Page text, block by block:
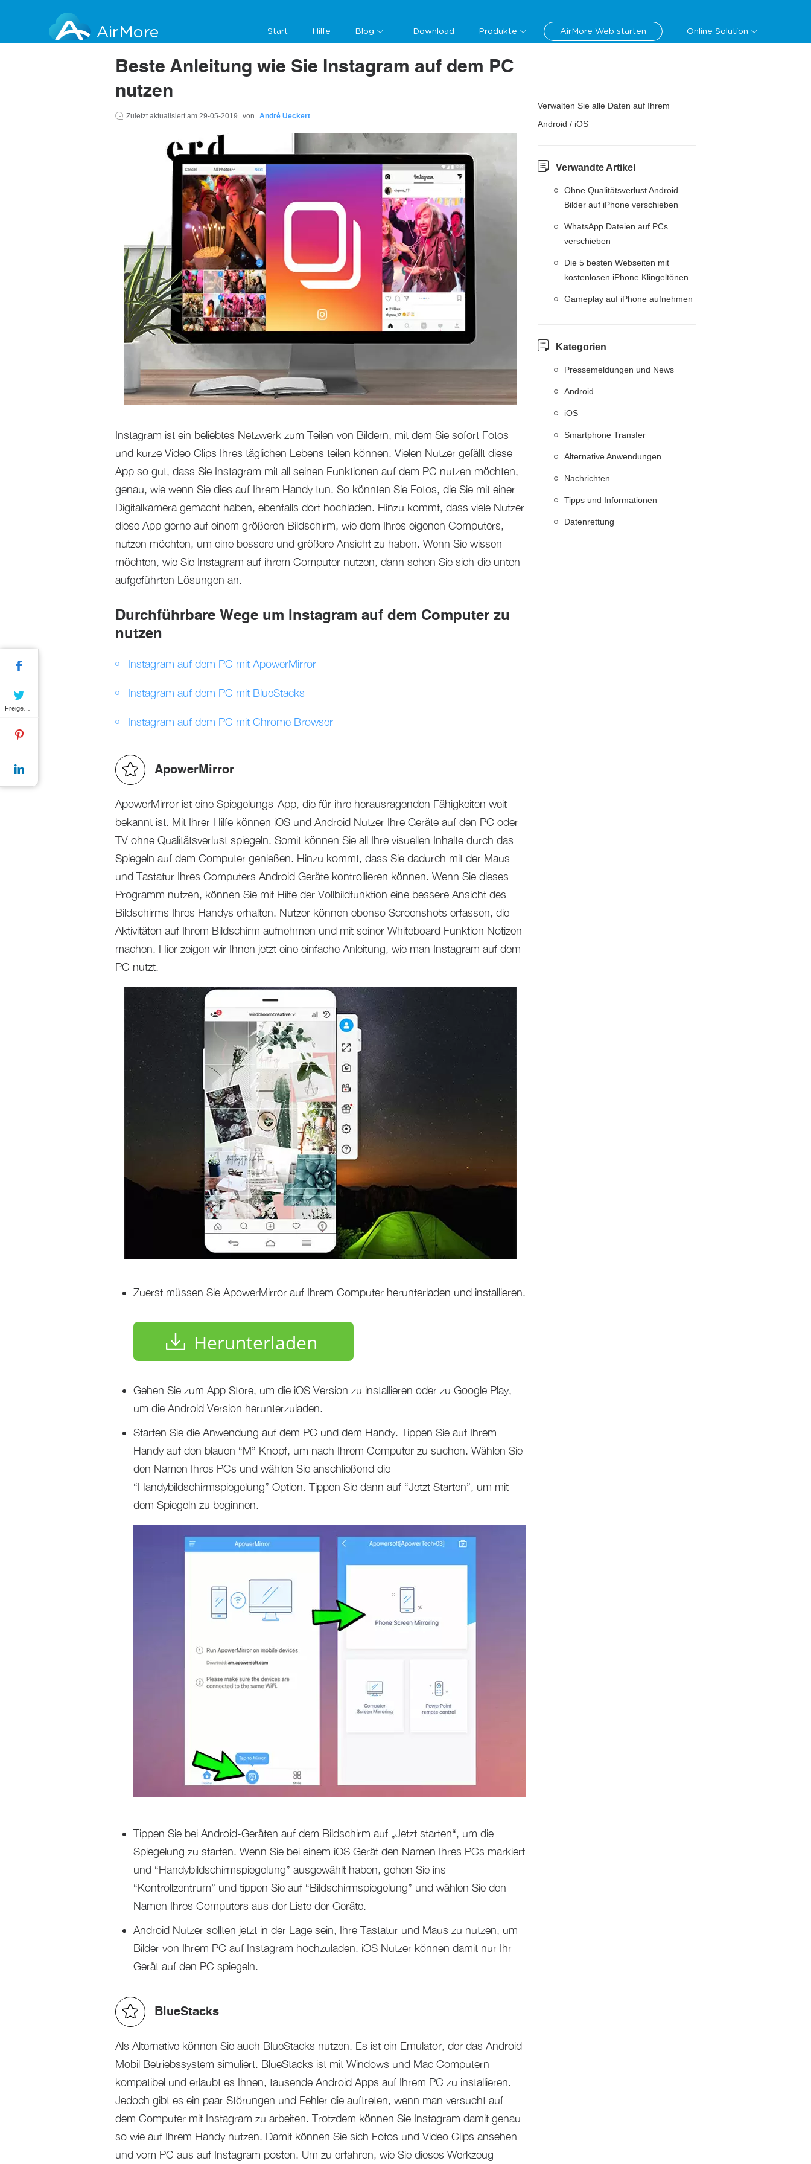
AirMore Start Hilfe Blog Download Produkte AirMore Web starten Online Solution
Beste Anleitung wie Sie Instagram auf dem PC
nutzen
Zuletzt aktualisiert am 29-05-2019 von André Ueckert
Instagram ist ein beliebtes Netzwerk zum Teilen von Bildern, mit dem Sie sofort Fotos
und kurze Video Clips Ihres täglichen Lebens teilen können. Vielen Nutzer gefällt diese
App so gut, dass Sie Instagram mit all seinen Funktionen auf dem PC nutzen möchten,
genau, wie wenn Sie dies auf Ihrem Handy tun. So könnten Sie Fotos, die Sie mit einer
Digitalkamera gemacht haben, ebenfalls dort hochladen. Hinzu kommt, dass viele Nutzer
diese App gerne auf einem größeren Bildschirm, wie dem Ihres eigenen Computers,
nutzen möchten, um eine bessere und größere Ansicht zu haben. Wenn Sie wissen
möchten, wie Sie Instagram auf ihrem Computer nutzen, dann sehen Sie sich die unten
aufgeführten Lösungen an.
Durchführbare Wege um Instagram auf dem Computer zu
nutzen
Instagram auf dem PC mit ApowerMirror
Instagram auf dem PC mit BlueStacks
Instagram auf dem PC mit Chrome Browser
ApowerMirror
ApowerMirror ist eine Spiegelungs-App, die für ihre herausragenden Fähigkeiten weit
bekannt ist. Mit Ihrer Hilfe können iOS und Android Nutzer Ihre Geräte auf den PC oder
TV ohne Qualitätsverlust spiegeln. Somit können Sie all Ihre visuellen Inhalte durch das
Spiegeln auf dem Computer genießen. Hinzu kommt, dass Sie dadurch mit der Maus
und Tastatur Ihres Computers Android Geräte kontrollieren können. Wenn Sie dieses
Programm nutzen, können Sie mit Hilfe der Vollbildfunktion eine bessere Ansicht des
Bildschirms Ihres Handys erhalten. Nutzer können ebenso Screenshots erfassen, die
Aktivitäten auf Ihrem Bildschirm aufnehmen und mit seiner Whiteboard Funktion Notizen
machen. Hier zeigen wir Ihnen jetzt eine einfache Anleitung, wie man Instagram auf dem
PC nutzt.
Zuerst müssen Sie ApowerMirror auf Ihrem Computer herunterladen und installieren.
Herunterladen
Gehen Sie zum App Store, um die iOS Version zu installieren oder zu Google Play,
um die Android Version herunterzuladen.
Starten Sie die Anwendung auf dem PC und dem Handy. Tippen Sie auf Ihrem
Handy auf den blauen “M” Knopf, um nach Ihrem Computer zu suchen. Wählen Sie
den Namen Ihres PCs und wählen Sie anschließend die
“Handybildschirmspiegelung” Option. Tippen Sie dann auf “Jetzt Starten”, um mit
dem Spiegeln zu beginnen.
Tippen Sie bei Android-Geräten auf dem Bildschirm auf „Jetzt starten“, um die
Spiegelung zu starten. Wenn Sie bei einem iOS Gerät den Namen Ihres PCs markiert
und “Handybildschirmspiegelung” ausgewählt haben, gehen Sie ins
“Kontrollzentrum” und tippen Sie auf “Bildschirmspiegelung” und wählen Sie den
Namen Ihres Computers aus der Liste der Geräte.
Android Nutzer sollten jetzt in der Lage sein, Ihre Tastatur und Maus zu nutzen, um
Bilder von Ihrem PC auf Instagram hochzuladen. iOS Nutzer können damit nur Ihr
Gerät auf den PC spiegeln.
BlueStacks
Als Alternative können Sie auch BlueStacks nutzen. Es ist ein Emulator, der das Android
Mobil Betriebssystem simuliert. BlueStacks ist mit Windows und Mac Computern
kompatibel und erlaubt es Ihnen, tausende Android Apps auf Ihrem PC zu installieren.
Jedoch gibt es ein paar Störungen und Fehler die auftreten, wenn man versucht auf
dem Computer mit Instagram zu arbeiten. Trotzdem können Sie Instagram damit genau
so wie auf Ihrem Handy nutzen. Damit können Sie sich Fotos und Video Clips ansehen
und vom PC aus auf Instagram posten. Um zu erfahren, wie Sie dieses Werkzeug
Verwalten Sie alle Daten auf Ihrem
Android / iOS
Verwandte Artikel
Ohne Qualitätsverlust Android
Bilder auf iPhone verschieben
WhatsApp Dateien auf PCs
verschieben
Die 5 besten Webseiten mit
kostenlosen iPhone Klingeltönen
Gameplay auf iPhone aufnehmen
Kategorien
Pressemeldungen und News
Android
iOS
Smartphone Transfer
Alternative Anwendungen
Nachrichten
Tipps und Informationen
Datenrettung